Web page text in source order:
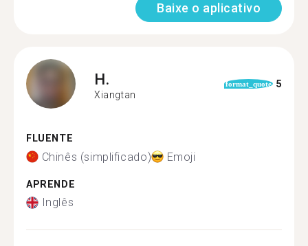
Baixe o aplicativo
H.
Xiangtan
format_quote 5
FLUENTE
Chinês (simplificado) Emoji
APRENDE
Inglês